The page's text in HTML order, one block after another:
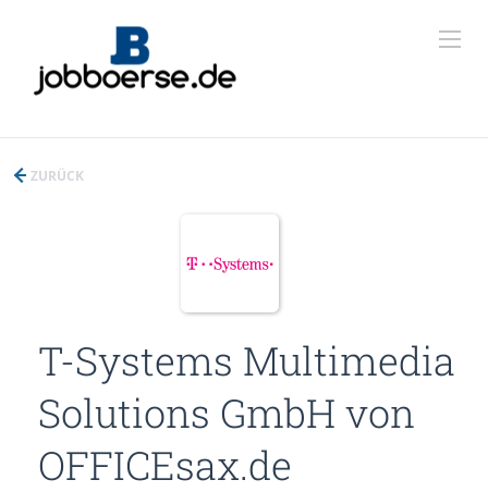
ZURÜCK
T-Systems Multimedia
Solutions GmbH von
OFFICEsax.de